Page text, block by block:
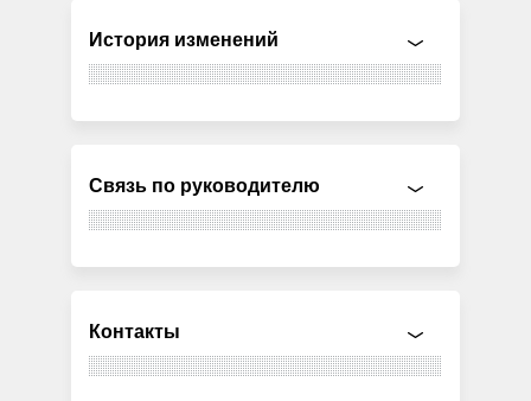
История изменений
Связь по руководителю
Контакты